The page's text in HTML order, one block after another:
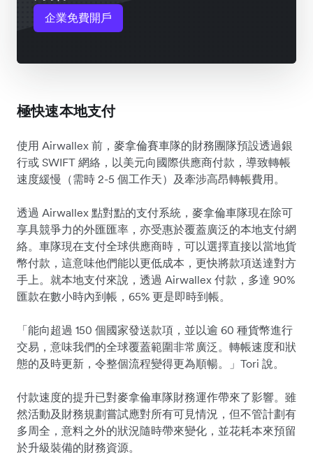
企業免費開戶
極快速本地支付
使用 Airwallex 前，麥拿倫賽車隊的財務團隊預設透過銀
行或 SWIFT 網絡，以美元向國際供應商付款，導致轉帳
速度緩慢（需時 2-5 個工作天）及牽涉高昂轉帳費用。
透過 Airwallex 點對點的支付系統，麥拿倫車隊現在除可
享具競爭力的外匯匯率，亦受惠於覆蓋廣泛的本地支付網
絡。車隊現在支付全球供應商時，可以選擇直接以當地貨
幣付款，這意味他們能以更低成本，更快將款項送達對方
手上。就本地支付來說，透過 Airwallex 付款，多達 90%
匯款在數小時內到帳，65% 更是即時到帳。
「能向超過 150 個國家發送款項，並以逾 60 種貨幣進行
交易，意味我們的全球覆蓋範圍非常廣泛。轉帳速度和狀
態的及時更新，令整個流程變得更為順暢。」Tori 說。
付款速度的提升已對麥拿倫車隊財務運作帶來了影響。雖
然活動及財務規劃嘗試應對所有可見情況，但不管計劃有
多周全，意料之外的狀況隨時帶來變化，並花耗本來預留
於升級裝備的財務資源。